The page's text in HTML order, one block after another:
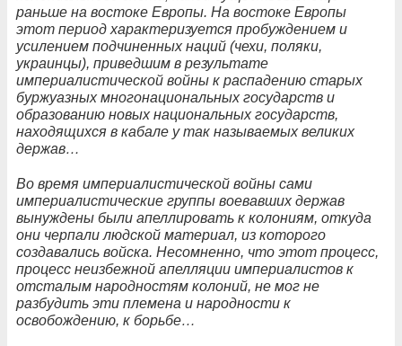
раньше на востоке Европы. На востоке Европы
этот период характеризуется пробуждением и
усилением подчиненных наций (чехи, поляки,
украинцы), приведшим в результате
империалистической войны к распадению старых
буржуазных многонациональных государств и
образованию новых национальных государств,
находящихся в кабале у так называемых великих
держав…
Во время империалистической войны сами
империалистические группы воевавших держав
вынуждены были апеллировать к колониям, откуда
они черпали людской материал, из которого
создавались войска. Несомненно, что этот процесс,
процесс неизбежной апелляции империалистов к
отсталым народностям колоний, не мог не
разбудить эти племена и народности к
освобождению, к борьбе…